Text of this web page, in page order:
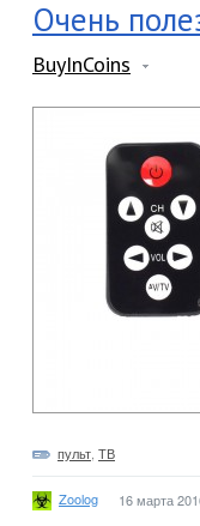
Очень
BuyInCoins
пульт ТВ
Zoolog 16 марта